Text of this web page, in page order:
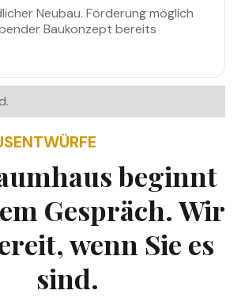
Neubau. Förderung möglich
Baukonzept bereits
beginnt
Gespräch. Wir
wenn Sie es
sind.